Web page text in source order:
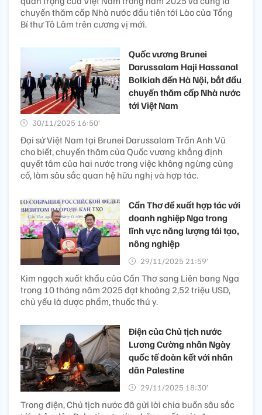
chuyến thăm cấp Nhà nước đầu tiên tới Lào của Tổng
Bí thư Tô Lâm trên cương vị mới.
Quốc vương Brunei
Darussalam Haji Hassanal
Bolkiah đến Hà Nội, bắt đầu
chuyến thăm cấp Nhà nước
tới Việt Nam
30/11/2025 16:50’
Đại sứ Việt Nam tại Brunei Darussalam Trần Anh Vũ
cho biết, chuyến thăm của Quốc vương khẳng định
quyết tâm của hai nước trong việc không ngừng củng
cố, làm sâu sắc quan hệ hữu nghị và hợp tác.
Cần Thơ đề xuất hợp tác với
doanh nghiệp Nga trong
lĩnh vực năng lượng tái tạo,
nông nghiệp
29/11/2025 21:59’
Kim ngạch xuất khẩu của Cần Thơ sang Liên bang Nga
trong 10 tháng năm 2025 đạt khoảng 2,52 triệu USD,
chủ yếu là dược phẩm, thuốc thú y.
Điện của Chủ tịch nước
Lương Cường nhân Ngày
quốc tế đoàn kết với nhân
dân Palestine
29/11/2025 18:30’
Trong điện, Chủ tịch nước đã gửi lời chia buồn sâu sắc